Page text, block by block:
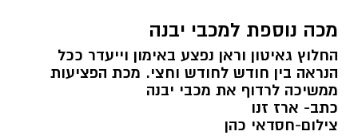
מכה נוספת למכבי יבנה
החלוץ גאיטון וראן נפצע באימון וייעדר ככל
הנראה בין חודש לחודש וחצי. מכת הפציעות
ממשיכה לרדוף את מכבי יבנה
כתב- ארז זנו
צילום-חסדאי כהן